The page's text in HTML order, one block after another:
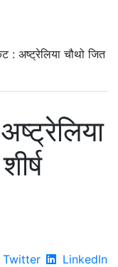
: अष्ट्रेलिया चौथो जित
Twitter LinkedIn